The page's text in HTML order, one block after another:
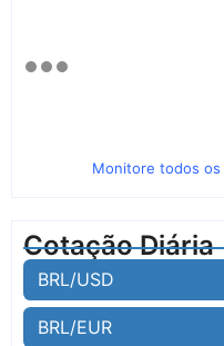
Monitore todos os
Cotação Diária
BRL/USD
BRL/EUR